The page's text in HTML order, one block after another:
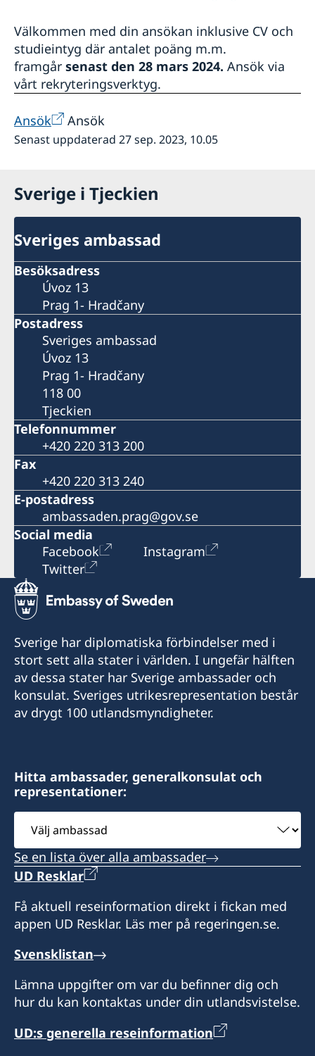
Välkommen med din ansökan inklusive CV och
studieintyg där antalet poäng m.m.
framgår senast den 28 mars 2024. Ansök via
vårt rekryteringsverktyg.
Ansök Ansök
Senast uppdaterad 27 sep. 2023, 10.05
Sverige i Tjeckien
Sveriges ambassad
Besöksadress
Úvoz 13
Prag 1- Hradčany
Postadress
Sveriges ambassad
Úvoz 13
Prag 1- Hradčany
118 00
Tjeckien
Telefonnummer
+420 220 313 200
Fax
+420 220 313 240
E-postadress
ambassaden.prag@gov.se
Social media
Facebook
Instagram
Twitter
Sverige har diplomatiska förbindelser med i
stort sett alla stater i världen. I ungefär hälften
av dessa stater har Sverige ambassader och
konsulat. Sveriges utrikesrepresentation består
av drygt 100 utlandsmyndigheter.
Hitta ambassader, generalkonsulat och
representationer:
Välj
ambassad
Se en lista över alla ambassader
UD Resklar
Få aktuell reseinformation direkt i fickan med
appen UD Resklar. Läs mer på regeringen.se.
Svensklistan
Lämna uppgifter om var du befinner dig och
hur du kan kontaktas under din utlandsvistelse.
UD:s generella reseinformation